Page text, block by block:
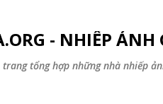
- NHIẾP ẢNH
tổng hợp những nhà nhiếp